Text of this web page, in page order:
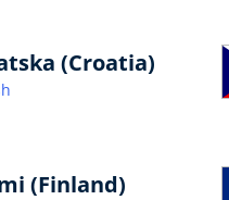
(Croatia)
(Finland)